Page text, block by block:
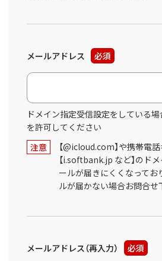
メールアドレス 必須
ドメイン指定受信設定をしている
を許可してください
注意
【@icloud.com】や携帯電
【i.softbank.jp など】のド
ールが届きにくくなってお
ルが届かない場合お問合せ
メールアドレス（再入力） 必須